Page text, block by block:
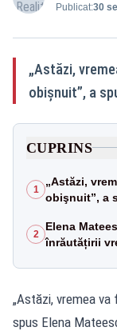
Publicat:30
„Astăzi,
obişnuit”, a
CUPRINS
1
„Astăzi,
obişnuit”, a
2
Elena
înrăutățirii
„Astăzi, vremea
spus Elena